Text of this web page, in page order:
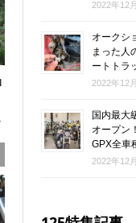
2022年12
オークシ
まった人
ートトラ
2022年12
国内最大
オープン
GPX全車
2022年12